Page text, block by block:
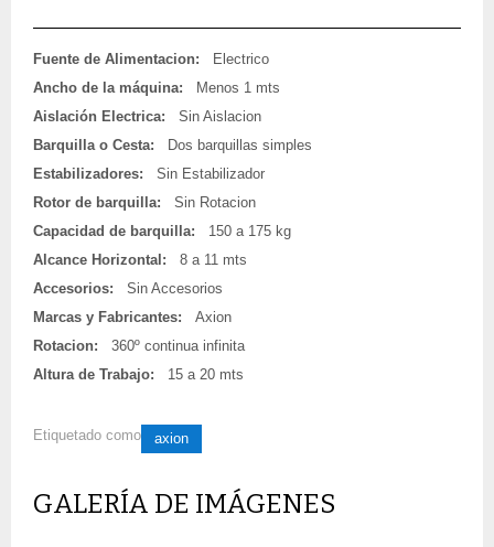
Fuente de Alimentacion:
Electrico
Ancho de la máquina:
Menos 1 mts
Aislación Electrica:
Sin Aislacion
Barquilla o Cesta:
Dos barquillas simples
Estabilizadores:
Sin Estabilizador
Rotor de barquilla:
Sin Rotacion
Capacidad de barquilla:
150 a 175 kg
Alcance Horizontal:
8 a 11 mts
Accesorios:
Sin Accesorios
Marcas y Fabricantes:
Axion
Rotacion:
360º continua infinita
Altura de Trabajo:
15 a 20 mts
Etiquetado como axion
GALERÍA DE IMÁGENES